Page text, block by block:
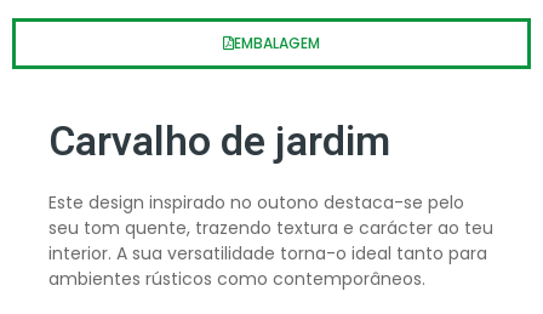
EMBALAGEM
Carvalho de jardim
Este design inspirado no outono destaca-se pelo
seu tom quente, trazendo textura e carácter ao teu
interior. A sua versatilidade torna-o ideal tanto para
ambientes rústicos como contemporâneos.